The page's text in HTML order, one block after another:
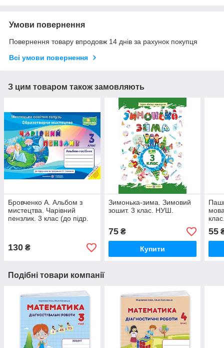
Умови повернення
Повернення товару впродовж 14 днів за рахунок покупця
Всі умови повернення
З цим товаром також замовляють
Бровченко А. Альбом з
мистецтва. Чарівний
пензлик. 3 клас (до підр.
130 ₴
Зимонька-зима. Зимовий
зошит. 3 клас. НУШ.
75₴
Купити
55
Подібні товари компанії